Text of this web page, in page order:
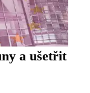
a ušetřit